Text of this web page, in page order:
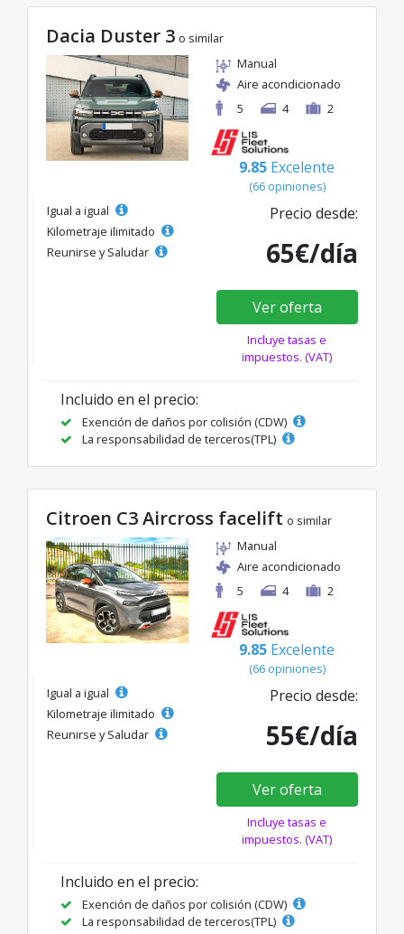
Dacia Duster 3 o similar
Manual
Aire acondicionado
5
4 2
9.85 Excelente
(66 opiniones)
Igual a igual
Kilometraje ilimitado
Reunirse y Saludar
Precio desde:
65€/día
Ver oferta
Incluye tasas e
impuestos. (VAT)
Incluido en el precio:
Exención de daños por colisión (CDW)
La responsabilidad de terceros(TPL)
Citroen C3 Aircross facelift o similar
Manual
Aire acondicionado
5
4 2
9.85 Excelente
(66 opiniones)
Igual a igual
Kilometraje ilimitado
Reunirse y Saludar
Precio desde:
55€/día
Ver oferta
Incluye tasas e
impuestos. (VAT)
Incluido en el precio:
Exención de daños por colisión (CDW)
La responsabilidad de terceros(TPL)